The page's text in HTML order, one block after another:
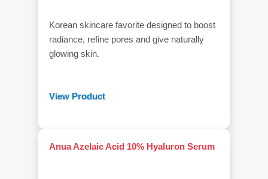
Korean skincare favorite designed to boost
radiance, refine pores and give naturally
glowing skin.
View Product
Anua Azelaic Acid 10% Hyaluron Serum